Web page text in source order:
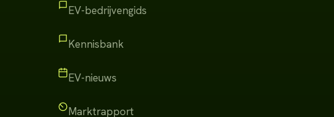
EV-bedrijvengids
Kennisbank
EV-nieuws
Marktrapport